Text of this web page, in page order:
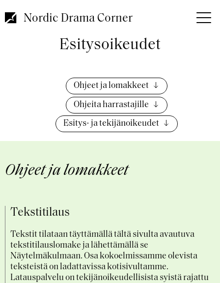
pääsisältöön
Nordic Drama Corner
Esitysoikeudet
Ohjeet ja lomakkeet
Ohjeita harrastajille
Esitys- ja tekijänoikeudet
Ohjeet ja lomakkeet
Tekstitilaus
Tekstit tilataan täyttämällä tältä sivulta avautuva
tekstitilauslomake ja lähettämällä se
Näytelmäkulmaan. Osa kokoelmissamme olevista
teksteistä on ladattavissa kotisivultamme.
Latauspalvelu on tekijänoikeudellisista syistä rajattu